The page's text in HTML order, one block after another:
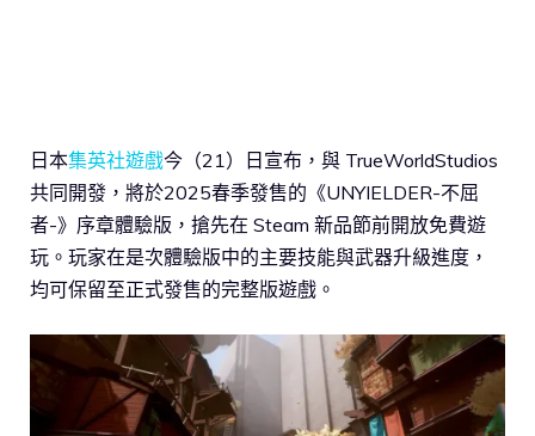
日本集英社遊戲今（21）日宣布，與 TrueWorldStudios
共同開發，將於2025春季發售的《UNYIELDER-不屈
者-》序章體驗版，搶先在 Steam 新品節前開放免費遊
玩。玩家在是次體驗版中的主要技能與武器升級進度，
均可保留至正式發售的完整版遊戲。